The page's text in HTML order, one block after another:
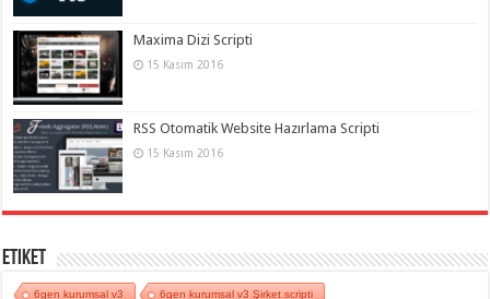
Maxima Dizi Scripti
15 Kasım 2016
RSS Otomatik Website Hazırlama Scripti
15 Kasım 2016
Etiket
6gen kurumsal v3 6gen kurumsal v3 Şirket scripti